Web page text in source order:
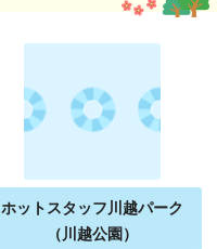
ホットスタッフ川越パーク
（川越公園）